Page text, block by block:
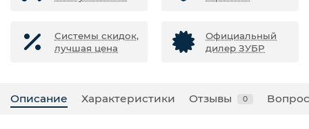
Системы скидок,
лучшая цена
Официальный
дилер ЗУБР
Описание Характеристики Отзывы 0